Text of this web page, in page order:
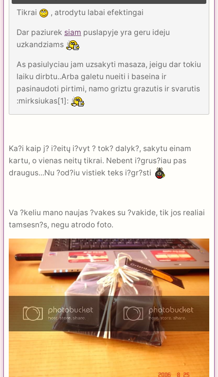
Tikrai
, atrodytu labai efektingai
Dar paziurek siam puslapyje yra geru ideju
uzkandziams
As pasiulyciau jam uzsakyti masaza, jeigu dar tokiu
laiku dirbtu..Arba galetu nueiti i baseina ir
pasinaudoti pirtimi, namo griztu grazutis ir svarutis
:mirksiukas[1]:
Ka?i kaip j? i?eitų i?vyt ? tok? dalyk?, sakytu einam
kartu, o vienas neitų tikrai. Nebent i?grus?iau pas
draugus...Nu ?od?iu vistiek teks i?gr?sti
Va ?keliu mano naujas ?vakes su ?vakide, tik jos realiai
tamsesn?s, negu atrodo foto.